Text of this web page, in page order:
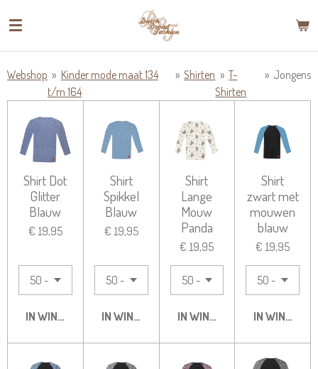
direct
hoofdinhoud
Webshop » Kinder mode maat 134
t/m 164
» Shirten » T-
Shirten
» Jongens
Shirt Dot
Glitter
Blauw
€ 19,95
IN WINKELWAGEN
Shirt
Spikkel
Blauw
€ 19,95
IN WINKELWAGEN
Shirt
Lange
Mouw
Panda
€ 19,95
IN WINKELWAGEN
Shirt
zwart met
mouwen
blauw
€ 19,95
IN